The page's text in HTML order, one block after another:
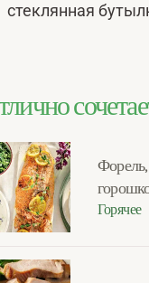
стеклянная
Горячее